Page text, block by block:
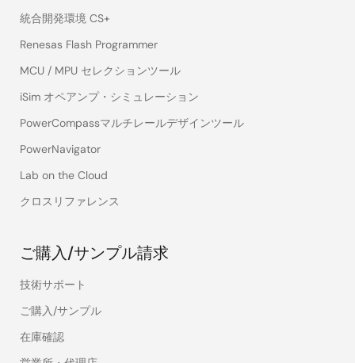
統合開発環境 CS+
Renesas Flash Programmer
MCU / MPU セレクションツール
iSim オペアンプ・シミュレーション
PowerCompassマルチレールデザインツール
PowerNavigator
Lab on the Cloud
クロスリファレンス
ご購入/サンプル請求
技術サポート
ご購入/サンプル
在庫確認